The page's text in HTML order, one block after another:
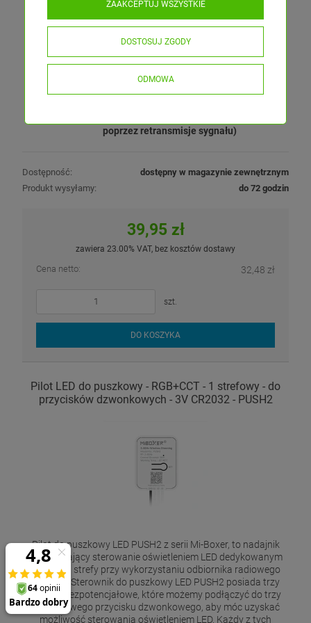
dzwonkowego)
Ilość obsługiwanych stref:1
Zasilanie nadajnika:
poprzez retransmisje sygnału)
Dostępność:
dostępny w magazynie zewnętrznym
Produkt wysyłamy:
do 72 godzin
39,95 zł
zawiera 23.00% VAT, bez kosztów dostawy
Cena netto: 32,48 zł
szt.
DO KOSZYKA
Pilot LED do puszkowy - RGB+CCT - 1 strefowy - do
przycisków dzwonkowych - 3V CR2032 - PUSH2
Pilot do puszkowy LED PUSH2 z serii Mi-Boxer, to nadajnik
umożliwiający sterowanie oświetleniem LED dedykowanym
dla jednej strefy przy wykorzystaniu odbiornika radiowego
miBoxer. Sterownik do puszkowy LED PUSH2 posiada trzy
wyjścia bezpotencjałowe, które możemy podłączyć do trzy
klawiszowego przycisku dzwonkowego, aby móc uzyskać
możliwość sterowania oświetleniem LED. Każdy z tych
ODMOWA
DOSTOSUJ ZGODY
ZAAKCEPTUJ WSZYSTKIE